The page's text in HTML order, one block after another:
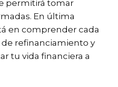
permitirá tomar
En última
en comprender cada
refinanciamiento y
tu vida financiera a